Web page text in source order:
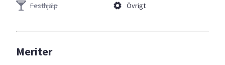
Festhjälp
Övrigt
Meriter